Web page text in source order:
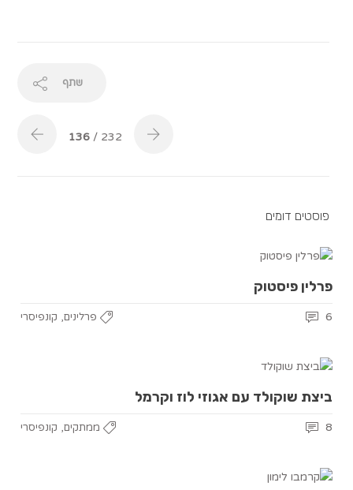
שתף
136 / 232
פוסטים דומים
פרלין פיסטוק
פרלינים, קונפיסרי 6
ביצת שוקולד עם אגוזי לוז וקרמל
ממתקים, קונפיסרי 8